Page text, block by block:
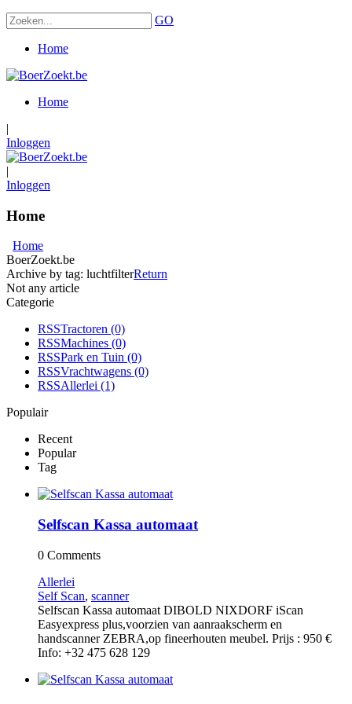
GO
Home
Home
|
Inloggen
|
Inloggen
Home
Home
BoerZoekt.be
Archive by tag: luchtfilterReturn
Not any article
Categorie
RSSTractoren (0)
RSSMachines (0)
RSSPark en Tuin (0)
RSSVrachtwagens (0)
RSSAllerlei (1)
Populair
Recent
Popular
Tag
Selfscan Kassa automaat
0 Comments
Allerlei
Self Scan, scanner
Selfscan Kassa automaat DIBOLD NIXDORF iScan
Easyexpress plus,voorzien van aanraakscherm en
handscanner ZEBRA,op fineerhouten meubel. Prijs : 950 €
Info: +32 475 628 129